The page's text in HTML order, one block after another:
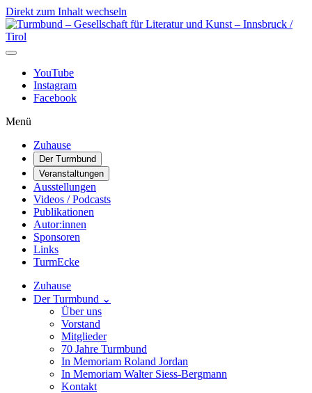
Direkt zum Inhalt wechseln
Hauptnavigation
YouTube
Instagram
Facebook
Menü
Zuhause
Der Turmbund
Veranstaltungen
Ausstellungen
Videos / Podcasts
Publikationen
Autor:innen
Sponsoren
Links
TurmEcke
Zuhause
Der Turmbund ⌄
Über uns
Vorstand
Mitglieder
70 Jahre Turmbund
In Memoriam Roland Jordan
In Memoriam Walter Siess-Bergmann
Kontakt